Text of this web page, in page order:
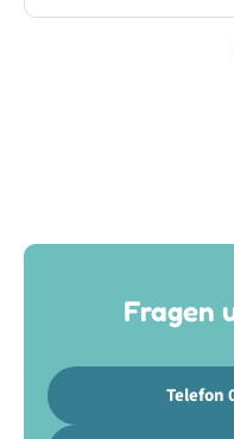
Fragen
Telefon